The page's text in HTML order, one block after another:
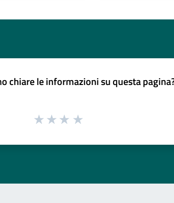
chiare le informazioni su questa